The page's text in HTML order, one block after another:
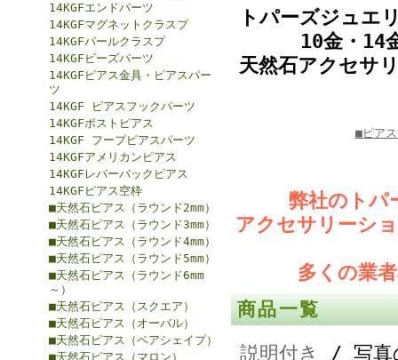
14KGFエンドパーツ
14KGFマグネットクラスプ
14KGFパールクラスプ
14KGFビーズパーツ
14KGFピアス金具・ピアスパー
ツ
14KGF ピアスフックパーツ
14KGFポストピアス
14KGF フープピアスパーツ
14KGFアメリカンピアス
14KGFレバーバックピアス
14KGFピアス空枠
■天然石ピアス（ラウンド2mm）
■天然石ピアス（ラウンド3mm）
■天然石ピアス（ラウンド4mm）
■天然石ピアス（ラウンド5mm）
■天然石ピアス（ラウンド6mm
～）
■天然石ピアス（スクエア）
■天然石ピアス（オーバル）
■天然石ピアス（ペアシェイプ）
■天然石ピアス（マロン）
トパーズジュエ
10金・14
天然石アクセサ
■ピア
弊社のトパ
アクセサリーシ
多くの業
商品一覧
説明付き
/ 写真